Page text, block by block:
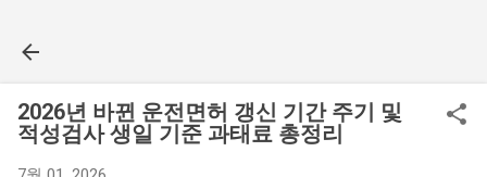
2026년 바뀐 운전면허 갱신 기간 주기 및
적성검사 생일 기준 과태료 총정리